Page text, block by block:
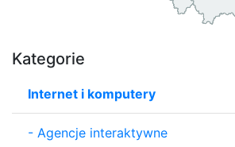
Kategorie
Internet i komputery
- Agencje interaktywne